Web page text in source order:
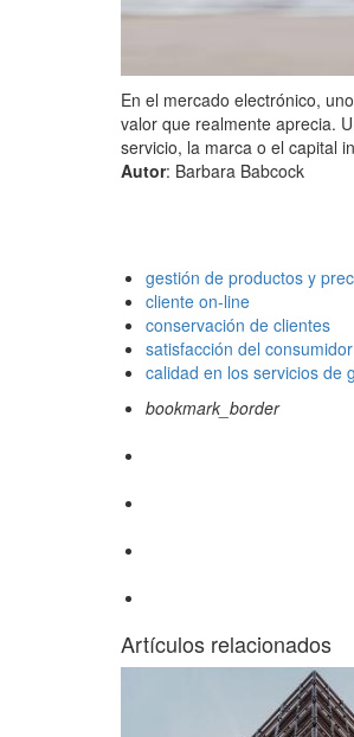
En el mercado electrónico,
valor que realmente aprecia.
servicio, la marca o el capital
Autor: Barbara Babcock
gestión de productos y
cliente on-line
conservación de clientes
satisfacción del consumidor
calidad en los servicios de
bookmark_border
Artículos relacionados